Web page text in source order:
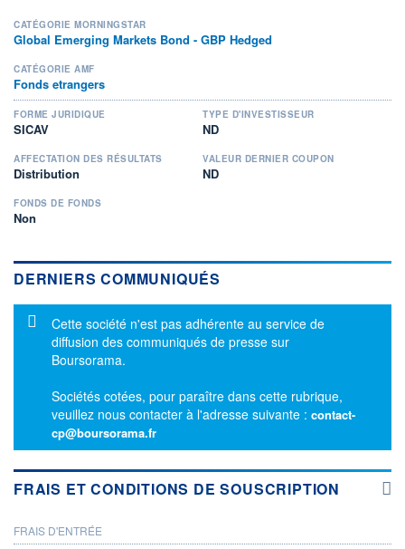
CATÉGORIE MORNINGSTAR
Global Emerging Markets Bond - GBP Hedged
CATÉGORIE AMF
Fonds etrangers
FORME JURIDIQUE
SICAV
TYPE D'INVESTISSEUR
ND
AFFECTATION DES RÉSULTATS
Distribution
VALEUR DERNIER COUPON
ND
FONDS DE FONDS
Non
DERNIERS COMMUNIQUÉS
Message d'information
Cette société n'est pas adhérente au service de
diffusion des communiqués de presse sur
Boursorama.
Sociétés cotées, pour paraître dans cette rubrique,
veuillez nous contacter à l'adresse suivante : contact-
cp@boursorama.fr
FRAIS ET CONDITIONS DE SOUSCRIPTION
PROSPECTUS
FRAIS D'ENTRÉE